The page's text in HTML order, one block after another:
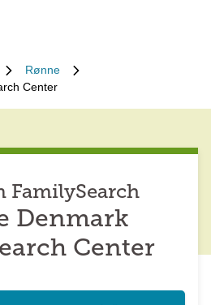
Rønne
Center
FamilySearch
Denmark
Center